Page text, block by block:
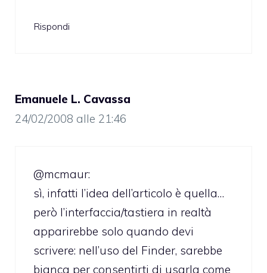
Rispondi
Emanuele L. Cavassa
24/02/2008 alle 21:46
@mcmaur:
sì, infatti l’idea dell’articolo è quella…
però l’interfaccia/tastiera in realtà
apparirebbe solo quando devi
scrivere: nell’uso del Finder, sarebbe
bianca per consentirti di usarla come